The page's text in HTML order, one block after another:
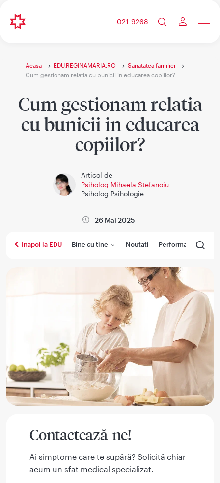
021 9268
Acasa EDU.REGINAMARIA.RO
Sanatatea familiei
Cum gestionam relatia cu bunicii in educarea copiilor?
Cum gestionam relatia
cu bunicii in educarea
copiilor?
Articol de
Psiholog Mihaela Stefanoiu
Psiholog Psihologie
26 Mai 2025
Inapoi la EDU Bine cu tine Noutati Performanta
Contactează-ne!
Ai simptome care te supără? Solicită chiar
acum un sfat medical specializat.